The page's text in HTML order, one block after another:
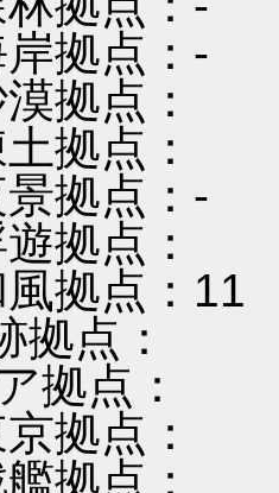
点：-
点：
点：
点：-
点：
点：11
拠点：
拠点：
点：
点：